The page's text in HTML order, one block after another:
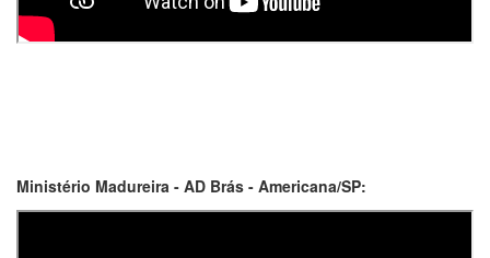
Ministério Madureira - AD Brás - Americana/SP: